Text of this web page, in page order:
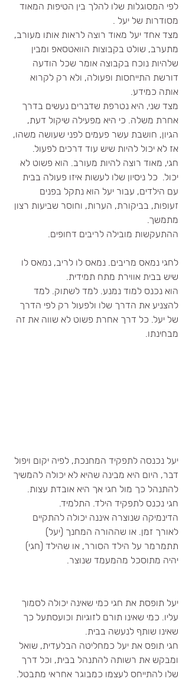
לפי המסוגלות שלו להלך בין הטיפות המאוד
מסודרות של יעל .
מצד אחד יעל מאוד רוצה לראות אותו מעורב,
מתערב, שולט בקבוצות הוואטסאפ ומבין
שלהיות נוכח בקבוצה אומר שכל הודעה
דורשת התייחסות ופעולה, ולא רק לקרוא
אותה כמידע.
מצד שני, היא נטרפת שדברים נעשים בדרך
אחרת משלה. כי היא מפעילה שיקול דעת,
הגיון, חושבת עשר פעמים לפני שעושה משהו,
אז לא יכול להיות שיש עוד דרכים לפעול.
חגי, מאוד רוצה להיות מעורב. הוא פשוט לא
יכול.  כל ניסיון שלו לעשות איזו פעולה בבית
עם הילדים, עבור יעל הוא נתקל בפנים
זעופות, בביקורת, הערות, וחוסר שביעות רצון
מתמשך.
ההתעקשות מובילה לריבים דחופים.
לחגי נמאס מריבים. נמאס לו לריב, נמאס לו
שיש בבית אווירת מתח תמידית.
הוא נכנס למוד נמנע. למד לשתוק. למד
להצניע את הדרך שלו ולפעול רק לפי הדרך
של יעל. כל דרך אחרת פשוט לא שווה את זה
מבחינתו.
יעל נכנסה לתפקיד המחנכת, לפיה יקום ויפול
דבר, היום היא מבינה שהיא לא יכולה להמשיך
להתנהל כך מול חגי אך היא אובדת עצות.
חגי נכנס לתפקיד הילד. התלמיד.
הדינמיקה שנוצרה איננה יכולה להתקיים
לאורך זמן. או שההורה המחנך (יעל)
תתמרמר על הילד הסורר, או שהילד (חגי)
יהיה מתוסכל מהמעמד שנוצר.
יעל תופסת את חגי כמי שאינה יכולה לסמוך
עליו. כמי שאינו תורם לזוגיות וכועסתעל כך
שאינו שותף לנעשה בבית.
חגי תופס את יעל כמחליטה הבלעדית, שואל
ומבקש את רשותה להתנהל בבית, וכל דרך
שלו להתייחס לעצמו כמבוגר אחראי מתבטל.